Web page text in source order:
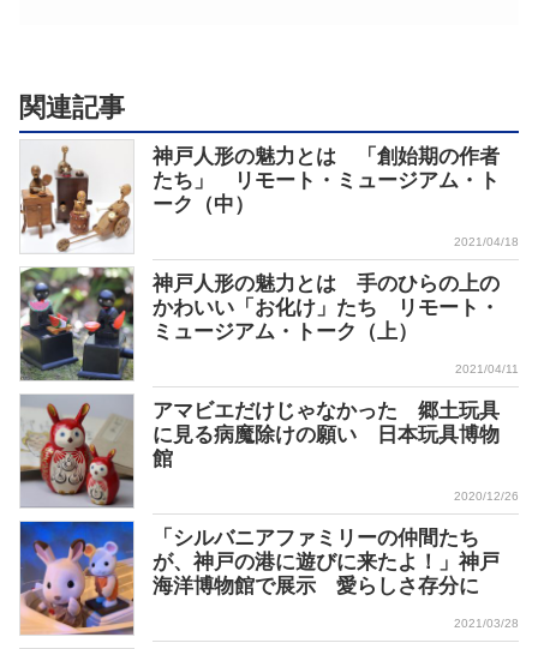
関連記事
神戸人形の魅力とは 「創始期の作者
たち」 リモート・ミュージアム・ト
ーク（中）
2021/04/18
神戸人形の魅力とは 手のひらの上の
かわいい「お化け」たち リモート・
ミュージアム・トーク（上）
2021/04/11
アマビエだけじゃなかった 郷土玩具
に見る病魔除けの願い 日本玩具博物
館
2020/12/26
「シルバニアファミリーの仲間たち
が、神戸の港に遊びに来たよ！」神戸
海洋博物館で展示 愛らしさ存分に
2021/03/28